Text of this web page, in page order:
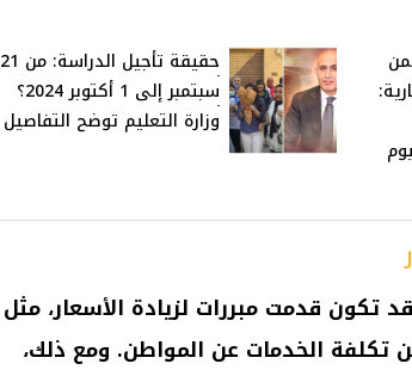
حقيقة تأجيل الدراسة: من 21
سبتمبر إلى 1 أكتوبر 2024؟
وزارة التعليم توضح التفاصيل
تكون قدمت مبررات لزيادة الأسعار، مثل
تكلفة الخدمات عن المواطن. ومع ذلك،